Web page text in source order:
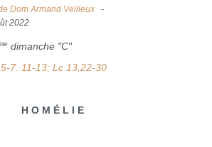
Dom Armand Veilleux
2022
dimanche "C"
7. 11-13; Lc 13,22-30
H O M É L I E